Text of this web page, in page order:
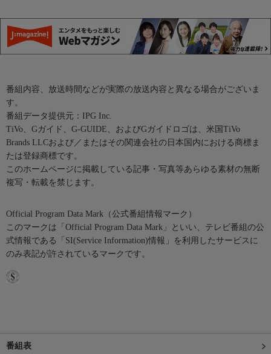
番組内容、放送時間などが実際の放送内容と異なる場合がございま
す。
番組データ提供元：IPG Inc.
TiVo、Gガイド、G-GUIDE、およびGガイドロゴは、米国TiVo
Brands LLCおよび／またはその関連会社の日本国内における商標ま
たは登録商標です。
このホームページに掲載している記事・写真等あらゆる素材の無断
複写・転載を禁じます。
Official Program Data Mark（公式番組情報マーク）
このマークは「Official Program Data Mark」といい、テレビ番組の公
式情報である「SI(Service Information)情報」を利用したサービスに
のみ表記が許されているマークです。
番組表